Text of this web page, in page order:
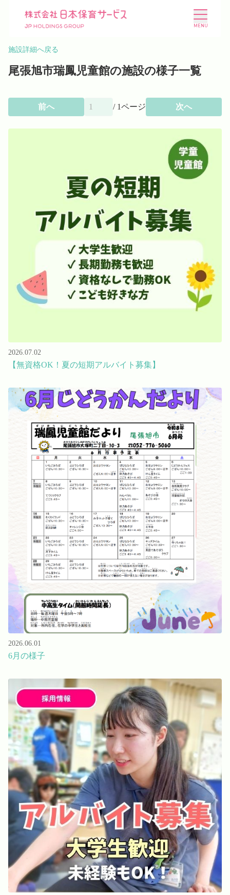
施設を探す 選ばれる理由
ニュース
投資家情報 採用情報
Language
ホーム
利用者の声
プライバシーポリシー
施設詳細へ戻る
尾張旭市瑞鳳児童館の施設の様子一覧
前へ / 1ページ 次へ
2026.07.02
【無資格OK！夏の短期アルバイト募集】
2026.06.01
6月の様子